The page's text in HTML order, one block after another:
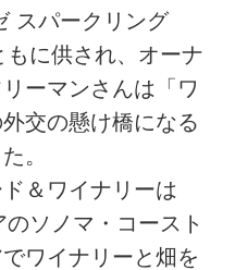
スパークリング
に供され、オーナ
ーマンさんは「ワ
交の懸け橋になる
。
＆ワイナリーは
ソノマ・コースト
ワイナリーと畑を